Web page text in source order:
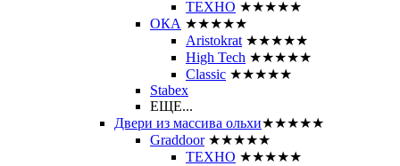
ТЕХНО ★★★★★
ОКА ★★★★★
Aristokrat ★★★★★
High Tech ★★★★★
Classic ★★★★★
Stabex
ЕЩЕ...
Двери из массива ольхи★★★★★
Graddoor ★★★★★
ТЕХНО ★★★★★